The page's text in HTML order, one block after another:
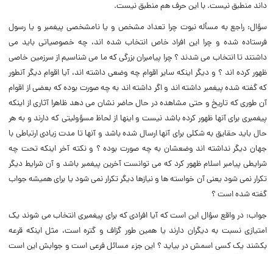
داند منطبق نیست. با این حرف هم منطبق نیست.
سؤال: راجع به مسأله نبوت چرا تعداد مشخص و یا نامشخصى پیغمبر و یا رسول
فرستاده شده و چرا این افراد خاص انتخاب شده اند، چه خصوصیاتى باید مى
داشتند تا انتخاب مى شدند ؟ چرا پیامبران بزرگى که ما مى شناسیم از سرزمین خاصى
ظهور کرده اند ؟ و دیگر اینکه سایر اقوام چه وضعى داشته اند، آیا اقوام دیگر آنطور
که گفته شده پیغمبر داشته اند و اگر داشته اند به چه صورت بوده که بعضى از اقوام
آن طورى که تاریخ و حتى مشاهده در حال حاضر نشان مى دهد ظاهرا آثارى از اینکه
پیغمبرى براى آنها ظهور کرده باشد نیست و اینها از لحاظ مسؤولیتى که دارند و به هر
حال باید حقایق به شکلى براى آنها ارسال شده باشد و آنها تا مدت زیادى ارتباطى با
جهان دیگر نداشته اند وضعشان به چه صورت بوده ؟ و نکته آخر اینکه تحت چه
شرایطى پیامبر اسلام ظهور کرد که مى توانست آخرین پیغمبر باشد و آن شرایط دیگر
تکرار نمی شود یعنى آن خواسته ها و نیازها دیگر تکرار نمى شود یا براى همیشه جواب
گفته شده است ؟
جواب: در واقع سؤال این است که آیا افرادى که براى پیغمبرى انتخاب مى شوند یک
امتیازى نسبت به دیگران دارند یا همین طور گزاف و گتره است، مثل اینکه قرعه
بکشند یک کسى اسمش در بیاید ؟ این جزء مسائل فرعى است و جوابش این است